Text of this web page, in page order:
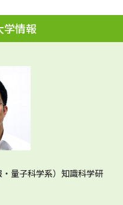
人情報取扱規定
レメール進学カタログ
正のご案内
学情報
量子科学系）知識科学研